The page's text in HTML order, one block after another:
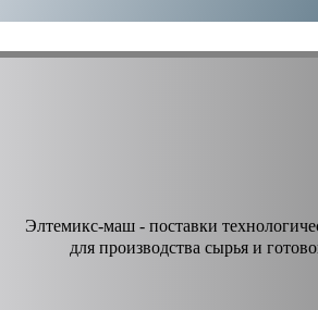
Элтемикс-маш - поставки
для производства сырья и